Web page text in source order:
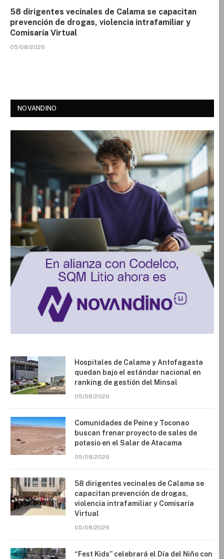
58 dirigentes vecinales de Calama se capacitan
prevención de drogas, violencia intrafamiliar y
Comisaría Virtual
05/08/2026
NOVANDINO
Hospitales de Calama y Antofagasta
quedan bajo el estándar nacional en
ranking de gestión del Minsal
05/08/2026
Comunidades de Peine y Toconao
buscan frenar proyecto de sales de
potasio en el Salar de Atacama
05/08/2026
58 dirigentes vecinales de Calama se
capacitan prevención de drogas,
violencia intrafamiliar y Comisaría
Virtual
05/08/2026
“Fest Kids” celebrará el Día del Niño con